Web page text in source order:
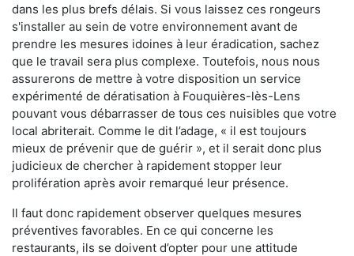
dans les plus brefs délais. Si vous laissez ces rongeurs
s'installer au sein de votre environnement avant de
prendre les mesures idoines à leur éradication, sachez
que le travail sera plus complexe. Toutefois, nous nous
assurerons de mettre à votre disposition un service
expérimenté de dératisation à Fouquières-lès-Lens
pouvant vous débarrasser de tous ces nuisibles que votre
local abriterait. Comme le dit l’adage, « il est toujours
mieux de prévenir que de guérir », et il serait donc plus
judicieux de chercher à rapidement stopper leur
prolifération après avoir remarqué leur présence.
Il faut donc rapidement observer quelques mesures
préventives favorables. En ce qui concerne les
restaurants, ils se doivent d’opter pour une attitude